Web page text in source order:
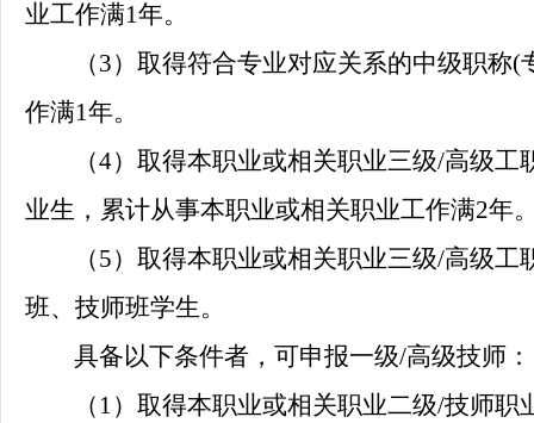
业工作满1年。
（3）取得符合专业对应关系的中级职称(
作满1年。
（4）取得本职业或相关职业三级/高级工
业生，累计从事本职业或相关职业工作满2年
（5）取得本职业或相关职业三级/高级工
班、技师班学生。
具备以下条件者，可申报一级/高级技师：
（1 ）取得本职业或相关职业二级/技师职